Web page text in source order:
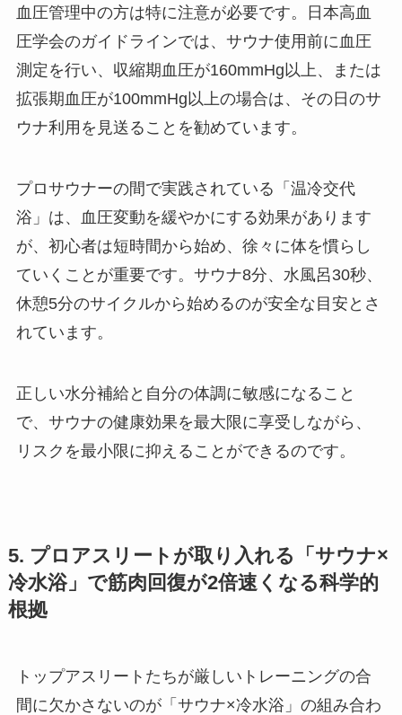
血圧管理中の方は特に注意が必要です。日本高血
圧学会のガイドラインでは、サウナ使用前に血圧
測定を行い、収縮期血圧が160mmHg以上、または
拡張期血圧が100mmHg以上の場合は、その日のサ
ウナ利用を見送ることを勧めています。
プロサウナーの間で実践されている「温冷交代
浴」は、血圧変動を緩やかにする効果があります
が、初心者は短時間から始め、徐々に体を慣らし
ていくことが重要です。サウナ8分、水風呂30秒、
休憩5分のサイクルから始めるのが安全な目安とさ
れています。
正しい水分補給と自分の体調に敏感になること
で、サウナの健康効果を最大限に享受しながら、
リスクを最小限に抑えることができるのです。
5. プロアスリートが取り入れる「サウナ×
冷水浴」で筋肉回復が2倍速くなる科学的
根拠
トップアスリートたちが厳しいトレーニングの合
間に欠かさないのが「サウナ×冷水浴」の組み合わ